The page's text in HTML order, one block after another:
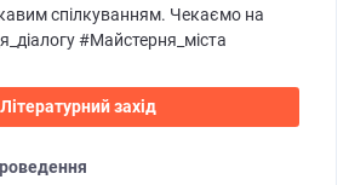
спілкуванням. Чекаємо на
#Майстерня_міста
Літературний захід